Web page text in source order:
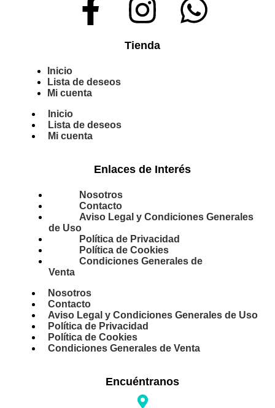
Tienda
Inicio
Lista de deseos
Mi cuenta
Inicio
Lista de deseos
Mi cuenta
Enlaces de Interés
Nosotros
Contacto
Aviso Legal y Condiciones Generales
de Uso
Política de Privacidad
Política de Cookies
Condiciones Generales de
Venta
Nosotros
Contacto
Aviso Legal y Condiciones Generales de Uso
Política de Privacidad
Política de Cookies
Condiciones Generales de Venta
Encuéntranos